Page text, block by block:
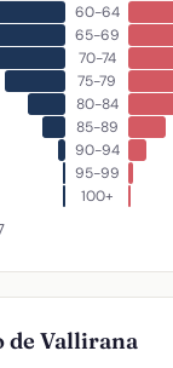
60-64
65-69
70-74
75-79
80-84
85-89
90-94
95-99
100+
de Vallirana